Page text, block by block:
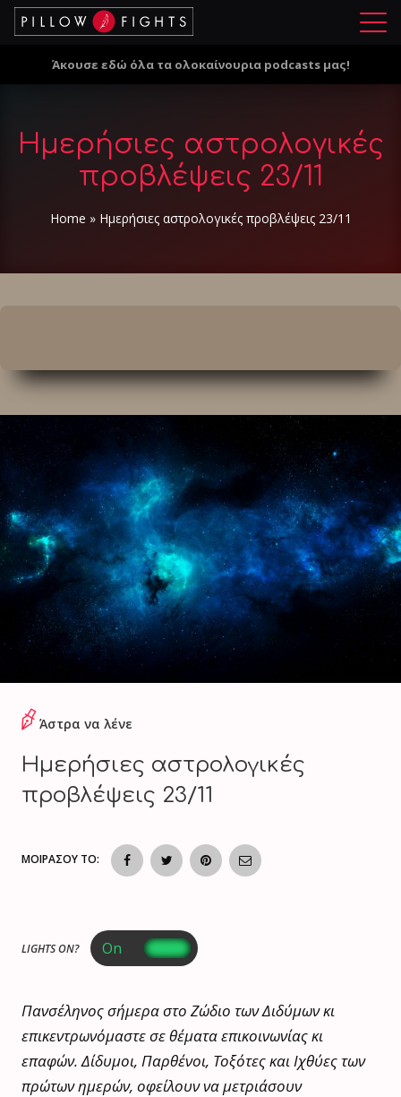
Μ
ο
Άκουσε εδώ όλα τα ολοκαίνουρια podcasts μας!
Ημερήσιες αστρολογικές
προβλέψεις 23/11
Home » Ημερήσιες αστρολογικές προβλέψεις 23/11
Άστρα να λένε
Ημερήσιες αστρολογικές
προβλέψεις 23/11
ΜΟΙΡΑΣΟΥ ΤΟ:
LIGHTS ON?
Πανσέληνος σήμερα στο Ζώδιο των Διδύμων κι
επικεντρωνόμαστε σε θέματα επικοινωνίας κι
επαφών. Δίδυμοι, Παρθένοι, Τοξότες και Ιχθύες των
πρώτων ημερών, οφείλουν να μετριάσουν